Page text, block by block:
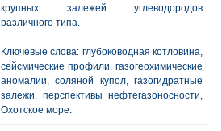
крупных залежей углеводородов
различного типа.
Ключевые слова: глубоководная котловина,
сейсмические профили, газогеохимические
аномалии, соляной купол, газогидратные
залежи, перспективы нефтегазоносности,
Охотское море.